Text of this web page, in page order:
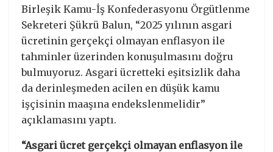
Birleşik Kamu-İş Konfederasyonu Örgütlenme
Sekreteri Şükrü Balun, “2025 yılının asgari
ücretinin gerçekçi olmayan enflasyon ile
tahminler üzerinden konuşulmasını doğru
bulmuyoruz. Asgari ücretteki eşitsizlik daha
da derinleşmeden acilen en düşük kamu
işçisinin maaşına endekslenmelidir”
açıklamasını yaptı.
“Asgari ücret gerçekçi olmayan enflasyon ile